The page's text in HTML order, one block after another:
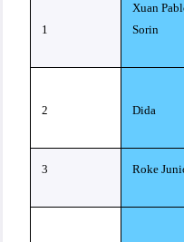
1
Xuan
Sorin
2 Dida
3 Roke